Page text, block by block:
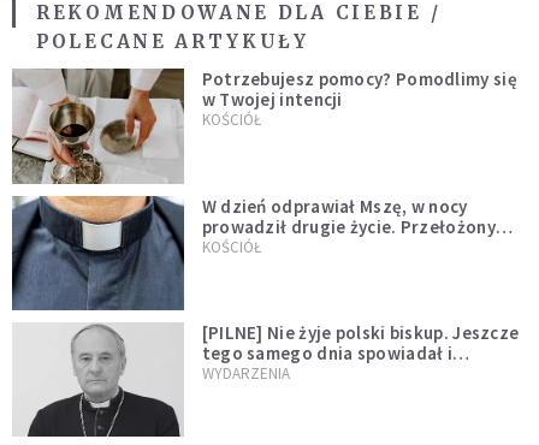
REKOMENDOWANE DLA CIEBIE /
POLECANE ARTYKUŁY
Potrzebujesz pomocy? Pomodlimy się
w Twojej intencji
KOŚCIÓŁ
W dzień odprawiał Mszę, w nocy
prowadził drugie życie. Przełożony
kazał mu opuścić zakon
KOŚCIÓŁ
[PILNE] Nie żyje polski biskup. Jeszcze
tego samego dnia spowiadał i
sprawował Mszę świętą
WYDARZENIA